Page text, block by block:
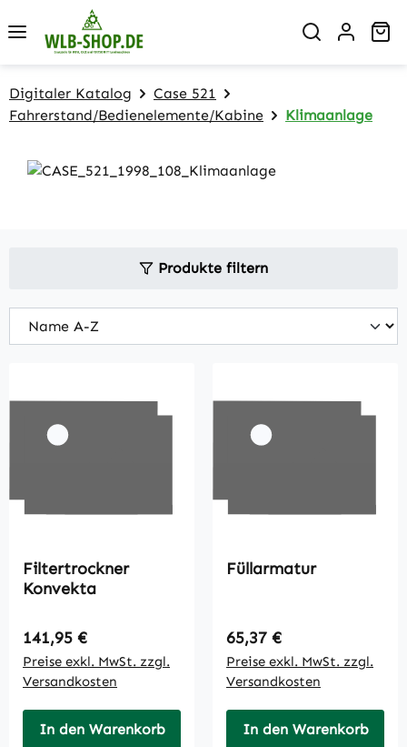
Zum Hauptinhalt springen
Digitaler Katalog
Case 521
Fahrerstand/Bedienelemente/Kabine
Klimaanlage
Produkte filtern
Filtertrockner
Konvekta
Regulärer Preis:
141,95 €
Preise exkl. MwSt. zzgl.
Versandkosten
In den Warenkorb
Füllarmatur
Regulärer Preis:
65,37 €
Preise exkl. MwSt. zzgl.
Versandkosten
In den Warenkorb